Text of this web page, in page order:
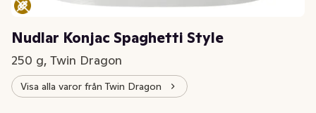
Nudlar Konjac Spaghetti Style
250 g, Twin Dragon
Visa alla varor från Twin Dragon